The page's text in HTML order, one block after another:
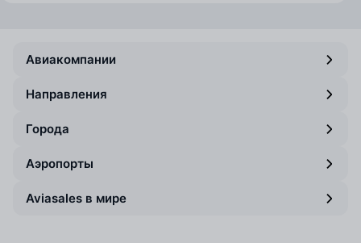
Авиакомпании
Направления
Города
Аэропорты
Aviasales в мире